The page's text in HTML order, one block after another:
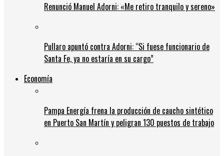
Renunció Manuel Adorni: «Me retiro tranquilo y sereno»
Pullaro apuntó contra Adorni: “Si fuese funcionario de
Santa Fe, ya no estaría en su cargo”
Economía
Pampa Energía frena la producción de caucho sintético
en Puerto San Martín y peligran 130 puestos de trabajo